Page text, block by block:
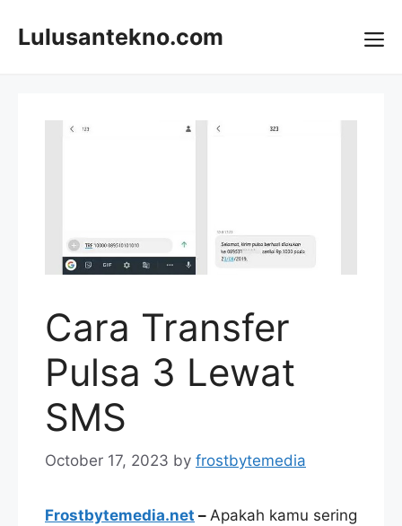
Lulusantekno.com
Cara Transfer
Pulsa 3 Lewat
SMS
October 17, 2023 by frostbytemedia
Frostbytemedia.net – Apakah kamu sering